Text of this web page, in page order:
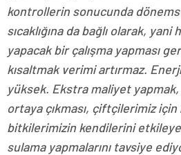
kontrollerin sonucunda
sıcaklığına da bağlı olarak,
yapacak bir çalışma yapması
kısaltmak verimi artırmaz.
yüksek. Ekstra maliyet
ortaya çıkması, çiftçilerimiz
bitkilerimizin kendilerini
sulama yapmalarını tavsiye